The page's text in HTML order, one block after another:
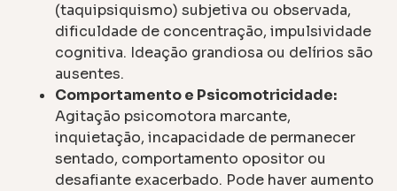
(taquipsiquismo) subjetiva ou observada,
dificuldade de concentração, impulsividade
cognitiva. Ideação grandiosa ou delírios são
ausentes.
Comportamento e Psicomotricidade:
Agitação psicomotora marcante,
inquietação, incapacidade de permanecer
sentado, comportamento opositor ou
desafiante exacerbado. Pode haver aumento